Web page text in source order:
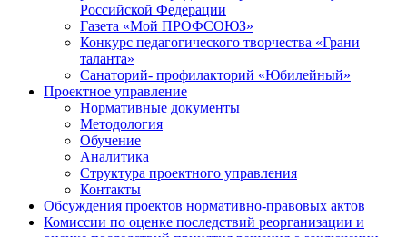
Российской Федерации
Газета «Мой ПРОФСОЮЗ»
Конкурс педагогического творчества «Грани
таланта»
Санаторий- профилакторий «Юбилейный»
Проектное управление
Нормативные документы
Методология
Обучение
Аналитика
Структура проектного управления
Контакты
Обсуждения проектов нормативно-правовых актов
Комиссии по оценке последствий реорганизации и